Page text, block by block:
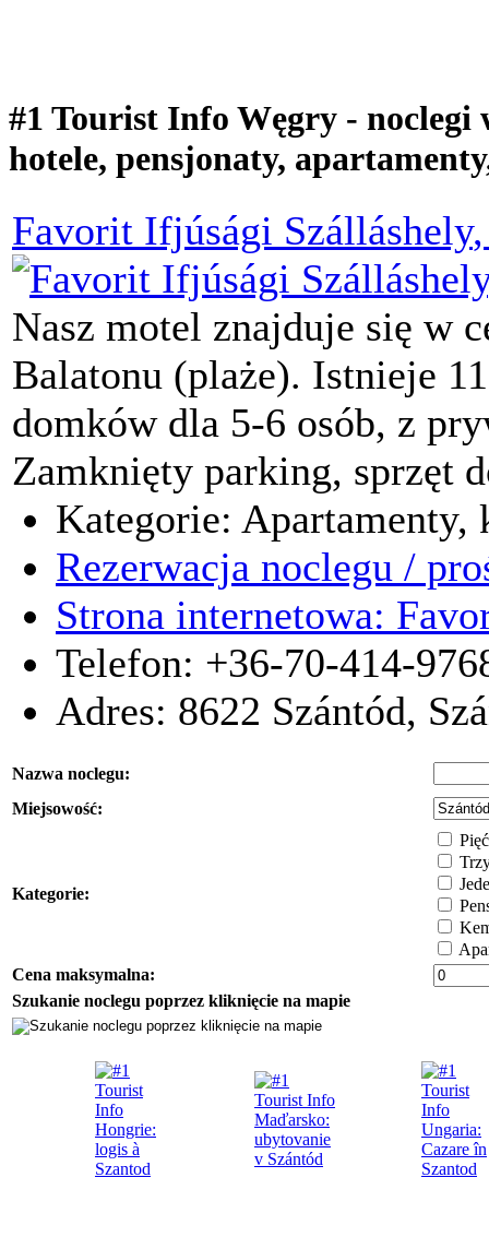
#1 Tourist Info Węgry - noclegi
hotele, pensjonaty,
Favorit Ifjúsági Szálláshely
Nasz motel znajduje się w
Balatonu (plaże). Istnieje
domków dla 5-6 osób, z
Zamknięty parking, sprzęt
Kategorie:
Rezerwacja noclegu /
Strona internetowa:
Telefon: +36-70-414-
Adres: 8622 Szántód,
Nazwa noclegu:
Miejsowość:
Kategorie:
Cena maksymalna:
Szukanie noclegu poprzez kliknięcie na mapie